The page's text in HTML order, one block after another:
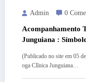
Admin 0
Acompanhamento
Junguiana :
(Publicado no site em 05
oga Clĩnica Junguiana…